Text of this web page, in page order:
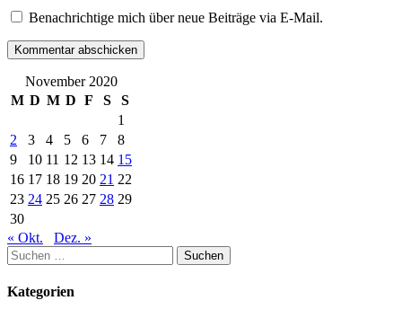
Benachrichtige mich über neue Beiträge via E-Mail.
November 2020
M D M D F S
S
1
2
3 4 5 6 7
8
9
10 11 12 13 14 15
16 17 18 19 20 21 22
23 24 25 26 27 28 29
30
« Okt.
Dez. »
Suchen
nach:
Kategorien